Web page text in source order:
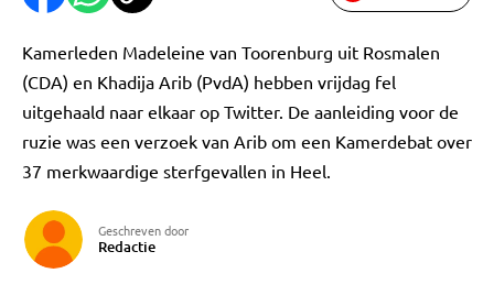
Kamerleden Madeleine van Toorenburg uit Rosmalen
(CDA) en Khadija Arib (PvdA) hebben vrijdag fel
uitgehaald naar elkaar op Twitter. De aanleiding voor de
ruzie was een verzoek van Arib om een Kamerdebat over
37 merkwaardige sterfgevallen in Heel.
Geschreven door
Redactie